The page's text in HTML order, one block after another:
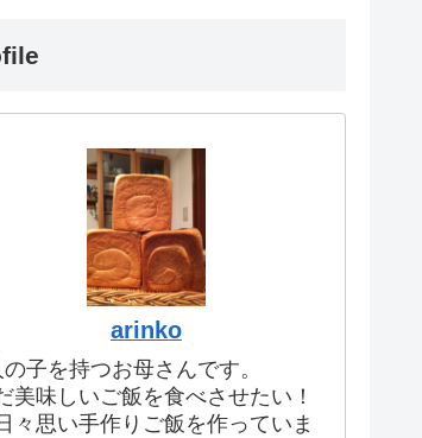
arinko
の子を持つお母さんです。
美味しいご飯を食べさせたい！
々思い手作りご飯を作っていま